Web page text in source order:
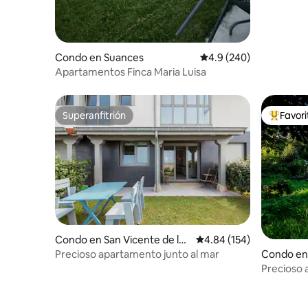
Condo en Suances Calificación promedio:
4.9 (240)
Apartamentos Finca Maria Luisa
Superanfitrión
Superanfitrión
Condo en San Vicente de la
Barquera
Calificación promedio:
4.84 (154)
Precioso apartamento junto al mar
Condo
Precioso